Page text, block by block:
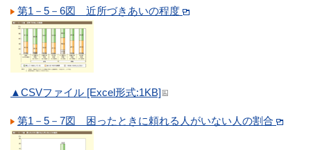
第1－5－6図 近所づきあいの程度
▲CSVファイル [Excel形式:1KB]
第1－5－7図 困ったときに頼れる人がいない人の割合